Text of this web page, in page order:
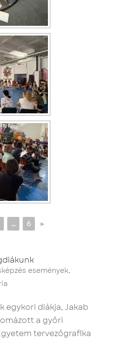
... 6 ►
események,
egykori diákja, Jakab
a győri
tervezőgrafika